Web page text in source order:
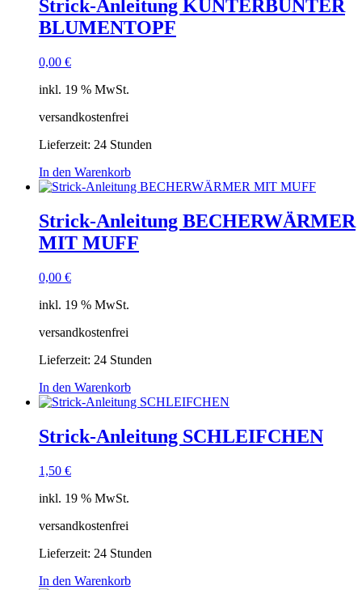
Strick-Anleitung KUNTERBUNTER
BLUMENTOPF
0,00 €
inkl. 19 % MwSt.
versandkostenfrei
Lieferzeit: 24 Stunden
In den Warenkorb
Strick-Anleitung BECHERWÄRMER
MIT MUFF
0,00 €
inkl. 19 % MwSt.
versandkostenfrei
Lieferzeit: 24 Stunden
In den Warenkorb
Strick-Anleitung SCHLEIFCHEN
1,50 €
inkl. 19 % MwSt.
versandkostenfrei
Lieferzeit: 24 Stunden
In den Warenkorb